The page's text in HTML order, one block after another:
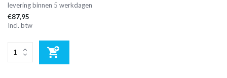
levering binnen 5 werkdagen
€87,95
Incl. btw